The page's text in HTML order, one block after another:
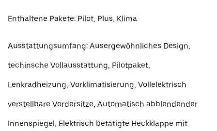
Enthaltene Pakete: Pilot, Plus, Klima
Ausstattungsumfang: Ausergewöhnliches Design,
techinsche Vollausstattung, Pilotpaket,
Lenkradheizung, Vorklimatisierung, Vollelektrisch
verstellbare Vordersitze, Automatisch abblendender
Innenspiegel, Elektrisch betätigte Heckklappe mit